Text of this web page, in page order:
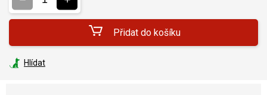
Přidat do košíku
Hlídat